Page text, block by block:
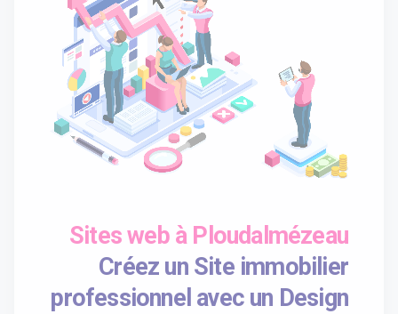
Sites web à Ploudalmézeau
Créez un Site immobilier
professionnel avec un Design